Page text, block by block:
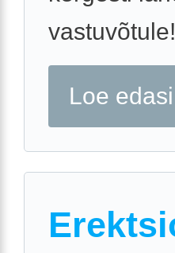
vastuvõtule!
Loe edasi